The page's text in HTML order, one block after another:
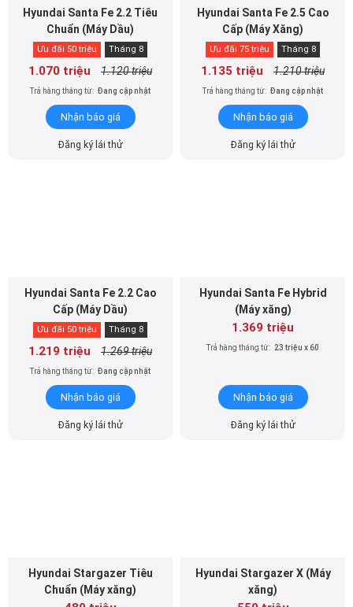
Hyundai Santa Fe 2.2 Tiêu
Chuẩn (Máy Dầu)
Ưu đãi 50 triệu Tháng 8
1.070 triệu 1.120 triệu
Trả hàng tháng từ: Đang cập nhật
Nhận báo giá
Đăng ký lái thử
Hyundai Santa Fe 2.5 Cao
Cấp (Máy Xăng)
Ưu đãi 75 triệu Tháng 8
1.135 triệu 1.210 triệu
Trả hàng tháng từ: Đang cập nhật
Nhận báo giá
Đăng ký lái thử
Hyundai Santa Fe 2.2 Cao
Cấp (Máy Dầu)
Ưu đãi 50 triệu Tháng 8
1.219 triệu 1.269 triệu
Trả hàng tháng từ: Đang cập nhật
Nhận báo giá
Đăng ký lái thử
Hyundai Santa Fe Hybrid
(Máy xăng)
1.369 triệu
Trả hàng tháng từ: 23 triệu x 60
Nhận báo giá
Đăng ký lái thử
Hyundai Stargazer Tiêu
Chuẩn (Máy xăng)
Hyundai Stargazer X (Máy
xăng)